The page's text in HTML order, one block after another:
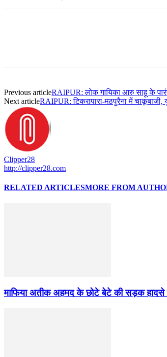
Previous articleRAIPUR: लोक गायिका आरु साहू के
Next articleRAIPUR: टिकरापारा-मठपुरैना में
Clipper28
http://clipper28.com
RELATED ARTICLESMORE FROM
माफिया अतीक अहमद के छोटे बेटे की सड़क हादसे